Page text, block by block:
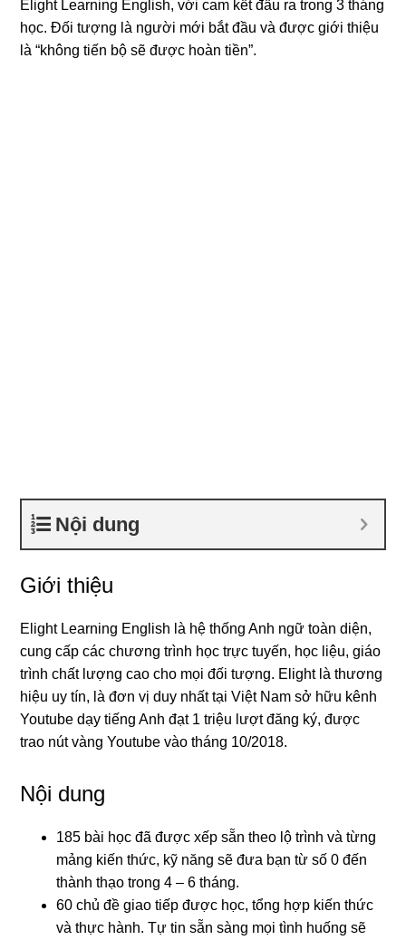
Elight Learning English, với cam kết đầu ra trong 3 tháng
học. Đối tượng là người mới bắt đầu và được giới thiệu
là “không tiến bộ sẽ được hoàn tiền”.
Nội dung
Giới thiệu
Elight Learning English là hệ thống Anh ngữ toàn diện,
cung cấp các chương trình học trực tuyến, học liệu, giáo
trình chất lượng cao cho mọi đối tượng. Elight là thương
hiệu uy tín, là đơn vị duy nhất tại Việt Nam sở hữu kênh
Youtube dạy tiếng Anh đạt 1 triệu lượt đăng ký, được
trao nút vàng Youtube vào tháng 10/2018.
Nội dung
185 bài học đã được xếp sẵn theo lộ trình và từng
mảng kiến thức, kỹ năng sẽ đưa bạn từ số 0 đến
thành thạo trong 4 – 6 tháng.
60 chủ đề giao tiếp được học, tổng hợp kiến thức
và thực hành. Tự tin sẵn sàng mọi tình huống sẽ